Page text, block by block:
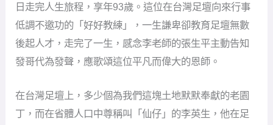
日走完人生旅程，享年93歲。這位在台灣足壇向來行事
低調不邀功的「好好教練」，一生謙卑卻教育足壇無數
後起人才，走完了一生，感念李老師的張生平主動告知
發哥代為發聲，應歌頌這位平凡而偉大的恩師。
在台灣足壇上，多少個為我們這塊土地默默奉獻的老園
丁，而在省體人口中尊稱叫「仙仔」的李英生，他在足